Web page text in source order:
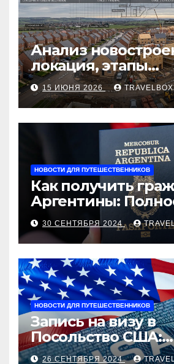
Анализ
локация, этапы
строительства,
застройщика,
оформления
рыночные
15 ИЮНЯ 2026
НОВОСТИ ДЛЯ ПУТЕШЕСТВЕННИКОВ
Как получить
Аргентины:
руководство
30 СЕНТЯБРЯ 2024
НОВОСТИ ДЛЯ ПУТЕШЕСТВЕННИКОВ
Запись на визу в
Посольство США:
Пошаговое
26 СЕНТЯБРЯ 2024